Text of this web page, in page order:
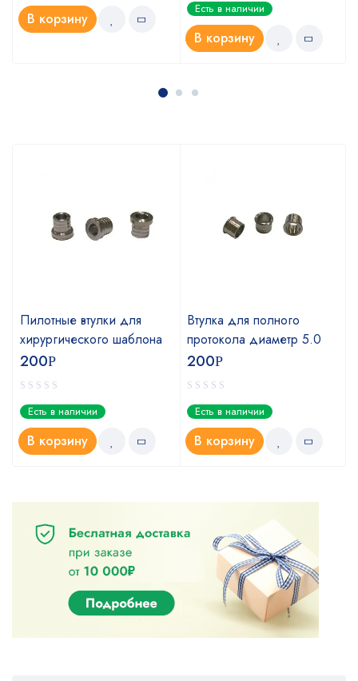
В корзину
Оценка
5.00из 5
Есть в наличии
В корзину
Пилотные втулки для
хирургического шаблона
200Р
Есть в наличии
В корзину
Втулка для полного
протокола диаметр 5.0
200Р
Есть в наличии
В корзину